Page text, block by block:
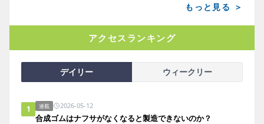
もっと見る ＞
アクセスランキング
デイリー ウィークリー
1 連載 2026-05-12
合成ゴムはナフサがなくなると製造できないのか？